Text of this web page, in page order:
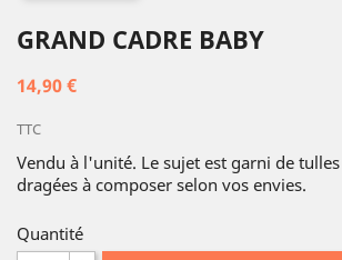
GRAND CADRE BABY
14,90 €
TTC
Vendu à l'unité. Le sujet est garni de
dragées à composer selon vos envies.
Quantité